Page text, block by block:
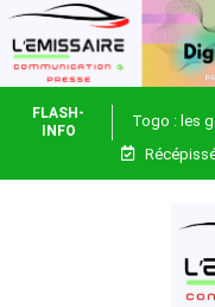
FLASH-
INFO
Togo : les